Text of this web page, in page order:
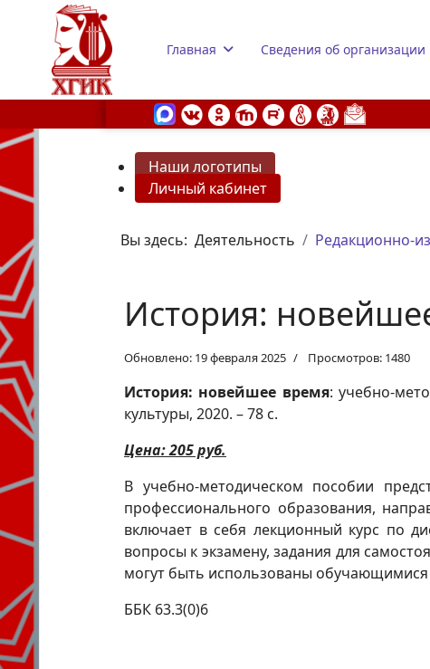
Главная Сведения об организации
Наши логотипы
Личный кабинет
Вы здесь: Деятельность Редакционно-
История:
Обновлено: 19 февраля 2025 Просмотров: 1480
История: новейшее время: учебно-
культуры, 2020. – 78 с.
Цена: 205 руб.
В учебно-методическом пособии
профессионального образования,
включает в себя лекционный курс по
вопросы к экзамену, задания для
могут быть использованы
ББК 63.3(0)6